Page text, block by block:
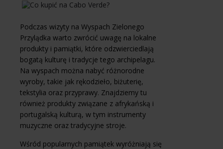
Podczas wizyty na Wyspach Zielonego
Przylądka warto zwrócić uwagę na lokalne
produkty i pamiątki, które odzwierciedlają
bogatą kulturę i tradycje tego archipelagu.
Na wyspach można nabyć różnorodne
wyroby, takie jak rękodzieło, biżuterię,
tekstylia oraz przyprawy. Znajdziemy tu
również produkty związane z afrykańską i
portugalską kulturą, w tym instrumenty
muzyczne oraz tradycyjne stroje.
Wśród popularnych pamiątek wyróżniają się